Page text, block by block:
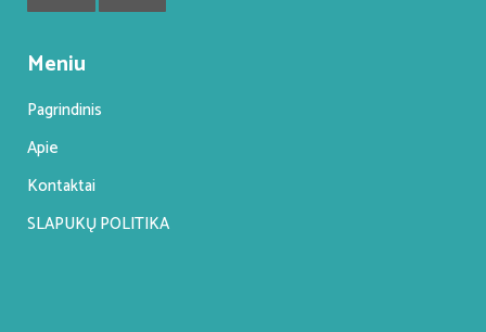
Meniu
Pagrindinis
Apie
Kontaktai
SLAPUKŲ POLITIKA